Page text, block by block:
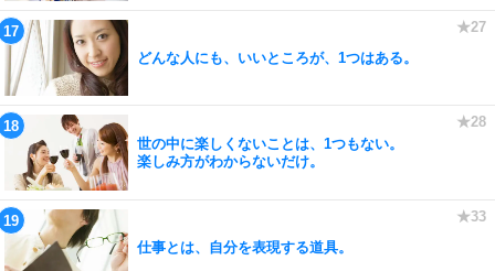
どんな人にも、いいところが、1つはある。
世の中に楽しくないことは、1つもない。
楽しみ方がわからないだけ。
仕事とは、自分を表現する道具。